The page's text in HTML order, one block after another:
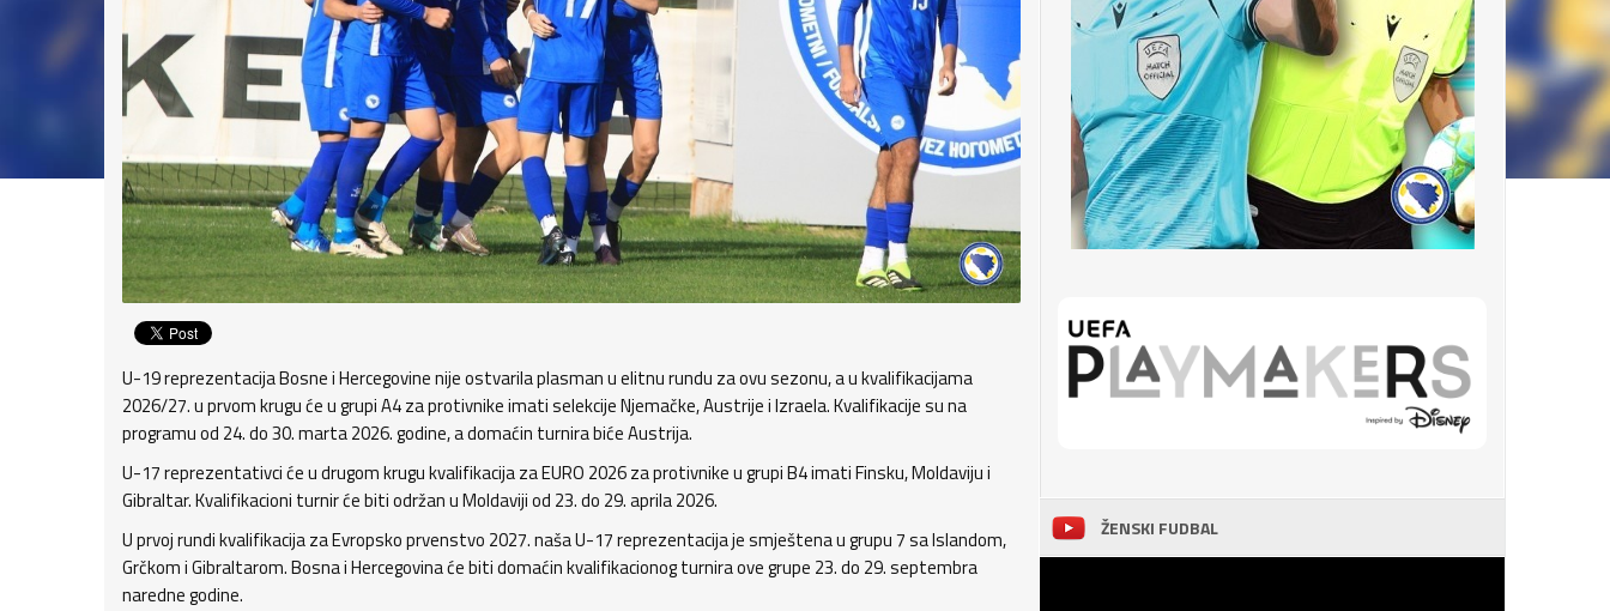
U-19 reprezentacija Bosne i Hercegovine nije ostvarila plasman u elitnu rundu za ovu sezonu, a u kvalifikacijama
2026/27. u prvom krugu će u grupi A4 za protivnike imati selekcije Njemačke, Austrije i Izraela. Kvalifikacije su na
programu od 24. do 30. marta 2026. godine, a domaćin turnira biće Austrija.
U-17 reprezentativci će u drugom krugu kvalifikacija za EURO 2026 za protivnike u grupi B4 imati Finsku, Moldaviju i
Gibraltar. Kvalifikacioni turnir će biti održan u Moldaviji od 23. do 29. aprila 2026.
U prvoj rundi kvalifikacija za Evropsko prvenstvo 2027. naša U-17 reprezentacija je smještena u grupu 7 sa Islandom,
Grčkom i Gibraltarom. Bosna i Hercegovina će biti domaćin kvalifikacionog turnira ove grupe 23. do 29. septembra
naredne godine.
ŽENSKI FUDBAL